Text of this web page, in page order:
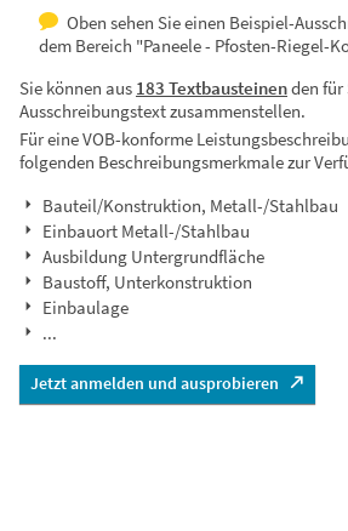
Oben sehen Sie einen Beispiel-
dem Bereich "Paneele - Pfosten-Riegel-
Sie können aus 183 Textbausteinenden für
Ausschreibungstext zusammenstellen.
Für eine VOB-konforme
folgenden Beschreibungsmerkmale zur
Bauteil/Konstruktion, Metall-/Stahlbau
Einbauort Metall-/Stahlbau
Ausbildung Untergrundfläche
Baustoff, Unterkonstruktion
Einbaulage
...
Jetzt anmelden und ausprobieren